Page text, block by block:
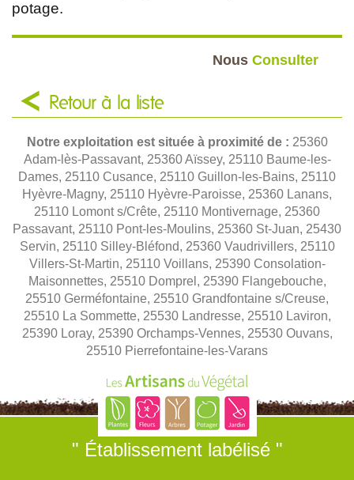
potage.
Nous Consulter
Retour à la liste
Notre exploitation est située à proximité de : 25360
Adam-lès-Passavant, 25360 Aïssey, 25110 Baume-les-
Dames, 25110 Cusance, 25110 Guillon-les-Bains, 25110
Hyèvre-Magny, 25110 Hyèvre-Paroisse, 25360 Lanans,
25110 Lomont s/Crête, 25110 Montivernage, 25360
Passavant, 25110 Pont-les-Moulins, 25360 St-Juan, 25430
Servin, 25110 Silley-Bléfond, 25360 Vaudrivillers, 25110
Villers-St-Martin, 25110 Voillans, 25390 Consolation-
Maisonnettes, 25510 Domprel, 25390 Flangebouche,
25510 Germéfontaine, 25510 Grandfontaine s/Creuse,
25510 La Sommette, 25530 Landresse, 25510 Laviron,
25390 Loray, 25390 Orchamps-Vennes, 25530 Ouvans,
25510 Pierrefontaine-les-Varans
" Établissement labélisé "